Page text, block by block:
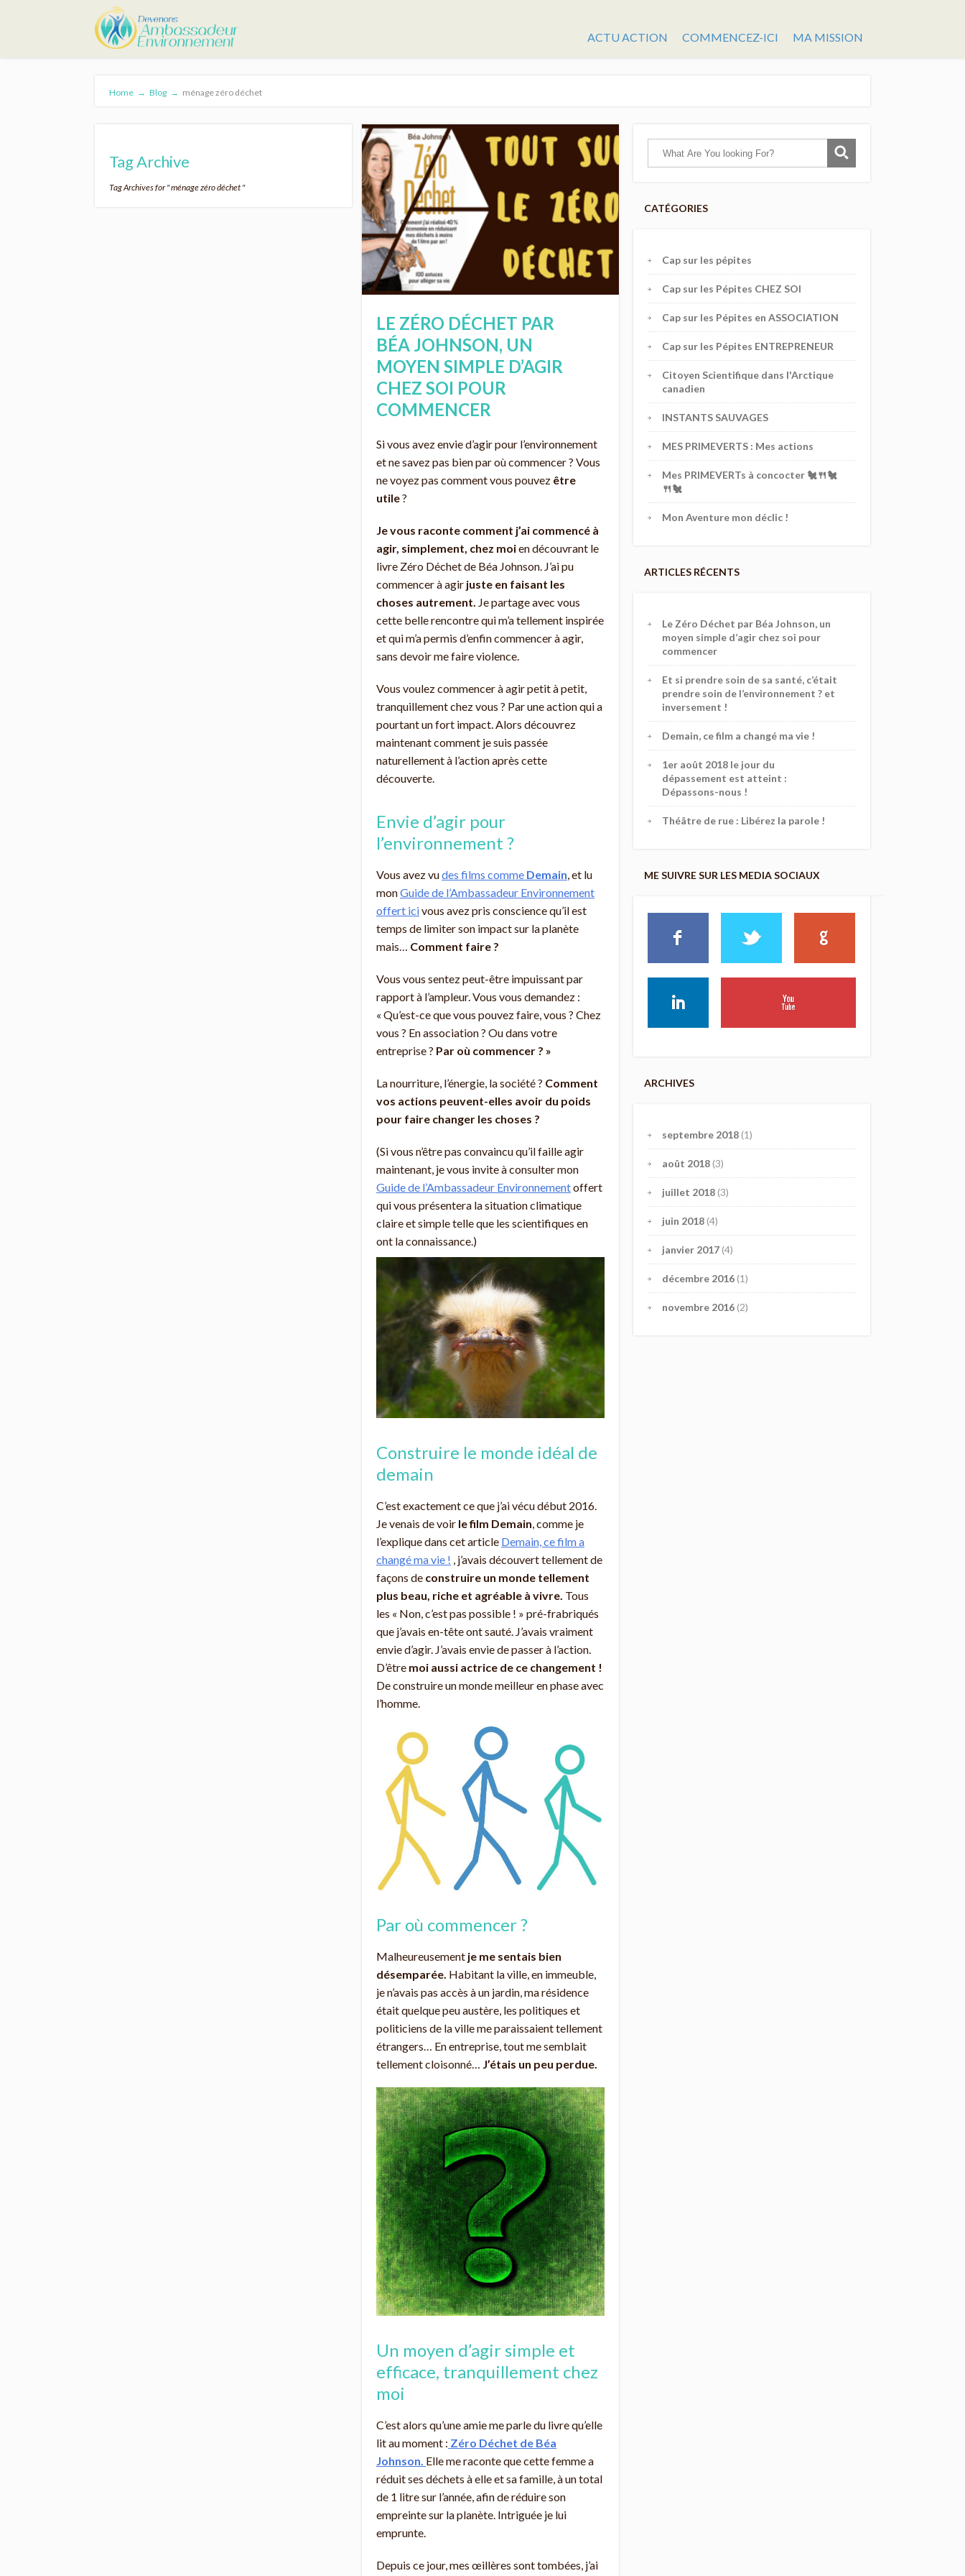
ACTU ACTION COMMENCEZ-ICI MA MISSION
Home → Blog → ménage zéro déchet
Tag Archive
Tag Archives for " ménage zéro déchet "
LE ZÉRO DÉCHET PAR
BÉA JOHNSON, UN
MOYEN SIMPLE D’AGIR
CHEZ SOI POUR
COMMENCER
Si vous avez envie d’agir pour l’environnement
et ne savez pas bien par où commencer ? Vous
ne voyez pas comment vous pouvez être
utile?
Je vous raconte comment j’ai commencé à
agir, simplement, chez moien découvrant le
livre Zéro Déchet de Béa Johnson. J’ai pu
commencer à agir juste en faisant les
choses autrement. Je partage avec vous
cette belle rencontre qui m’a tellement inspirée
et qui m’a permis d’enfin commencer à agir,
sans devoir me faire violence.
Vous voulez commencer à agir petit à petit,
tranquillement chez vous ? Par une action qui a
pourtant un fort impact. Alors découvrez
maintenant comment je suis passée
naturellement à l’action après cette
découverte.
Envie d’agir pour
l’environnement ?
Vous avez vudes films comme Demain, et lu
monGuide de l’Ambassadeur Environnement
offert icivous avez pris conscience qu’il est
temps de limiter son impact sur la planète
mais… Comment faire ?
Vous vous sentez peut-être impuissant par
rapport à l’ampleur. Vous vous demandez :
« Qu’est-ce que vous pouvez faire, vous ? Chez
vous ? En association ? Ou dans votre
entreprise ? Par où commencer ? »
La nourriture, l’énergie, la société ? Comment
vos actions peuvent-elles avoir du poids
pour faire changer les choses ?
(Si vous n’être pas convaincu qu’il faille agir
maintenant, je vous invite à consulter mon
Guide de l’Ambassadeur Environnementoffert
qui vous présentera la situation climatique
claire et simple telle que les scientifiques en
ont la connaissance.)
Construire le monde idéal de
demain
C’est exactement ce que j’ai vécu début 2016.
Je venais de voir le film Demain, comme je
l’explique dans cet article Demain, ce film a
changé ma vie ! , j’avais découvert tellement de
façons de construire un monde tellement
plus beau, riche et agréable à vivre. Tous
les « Non, c’est pas possible ! » pré-frabriqués
que j’avais en-tête ont sauté. J’avais vraiment
envie d’agir. J’avais envie de passer à l’action.
D’être moi aussi actrice de ce changement !
De construire un monde meilleur en phase avec
l’homme.
Par où commencer ?
Malheureusement je me sentais bien
désemparée. Habitant la ville, en immeuble,
je n’avais pas accès à un jardin, ma résidence
était quelque peu austère, les politiques et
politiciens de la ville me paraissaient tellement
étrangers… En entreprise, tout me semblait
tellement cloisonné… J’étais un peu perdue.
Un moyen d’agir simple et
efficace, tranquillement chez
moi
C’est alors qu’une amie me parle du livre qu’elle
lit au moment : Zéro Déchet de Béa
Johnson. Elle me raconte que cette femme a
réduit ses déchets à elle et sa famille, à un total
de 1 litre sur l’année, afin de réduire son
empreinte sur la planète. Intriguée je lui
emprunte.
Depuis ce jour, mes œillères sont tombées, j’ai
CATÉGORIES
Cap sur les pépites
Cap sur les Pépites CHEZ SOI
Cap sur les Pépites en ASSOCIATION
Cap sur les Pépites ENTREPRENEUR
Citoyen Scientifique dans l'Arctique
canadien
INSTANTS SAUVAGES
MES PRIMEVERTS : Mes actions
Mes PRIMEVERTs à concocter 🐔🍴🐔
🍴🐔
Mon Aventure mon déclic !
ARTICLES RÉCENTS
Le Zéro Déchet par Béa Johnson, un
moyen simple d’agir chez soi pour
commencer
Et si prendre soin de sa santé, c’était
prendre soin de l’environnement ? et
inversement !
Demain, ce film a changé ma vie !
1er août 2018 le jour du
dépassement est atteint :
Dépassons-nous !
Théâtre de rue : Libérez la parole !
ME SUIVRE SUR LES MEDIA SOCIAUX
ARCHIVES
septembre 2018 (1)
août 2018 (3)
juillet 2018 (3)
juin 2018 (4)
janvier 2017 (4)
décembre 2016 (1)
novembre 2016 (2)